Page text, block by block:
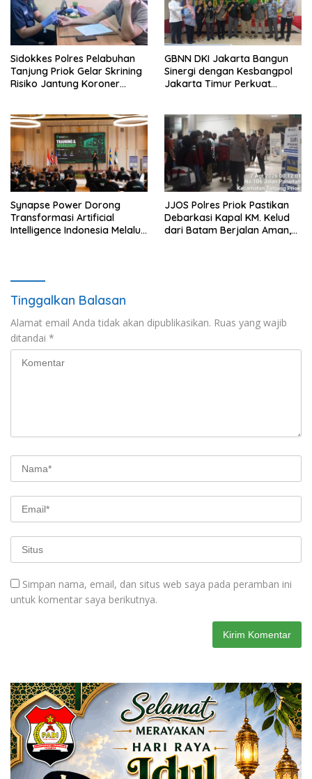
Sidokkes Polres Pelabuhan
Tanjung Priok Gelar Skrining
Risiko Jantung Koroner
GBNN DKI Jakarta Bangun
Sinergi dengan Kesbangpol
Jakarta Timur Perkuat
Synapse Power Dorong
Transformasi Artificial
Intelligence Indonesia Melalui
JJOS Polres Priok Pastikan
Debarkasi Kapal KM. Kelud
dari Batam Berjalan Aman,
Tinggalkan Balasan
Alamat email Anda tidak akan dipublikasikan. Ruas yang wajib
ditandai *
Simpan nama, email, dan situs web saya pada peramban ini
untuk komentar saya berikutnya.